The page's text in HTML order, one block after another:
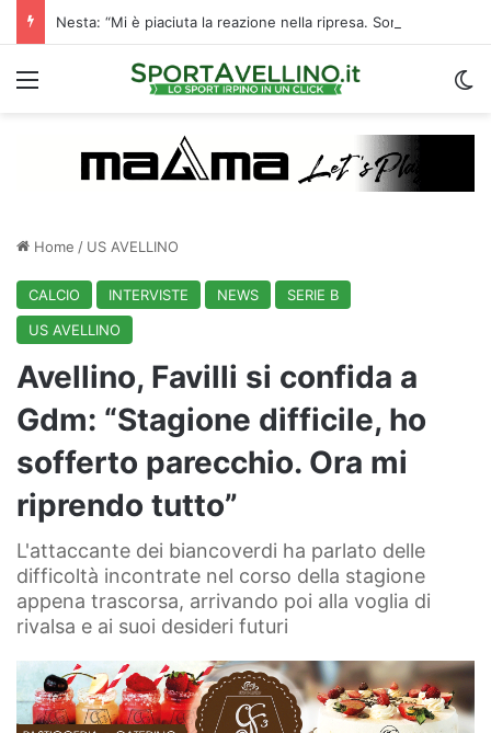
Menu
Home / US AVELLINO
CALCIO INTERVISTE NEWS
SERIE B
US AVELLINO
Avellino, Favilli si confida a
Gdm: “Stagione difficile, ho
sofferto parecchio. Ora mi
riprendo tutto”
L'attaccante dei biancoverdi ha parlato delle
difficoltà incontrate nel corso della stagione
appena trascorsa, arrivando poi alla voglia di
rivalsa e ai suoi desideri futuri